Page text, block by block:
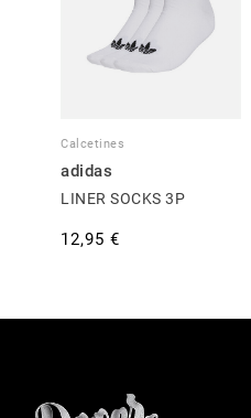
Calcetines
adidas
LINER SOCKS 3P
12,95 €